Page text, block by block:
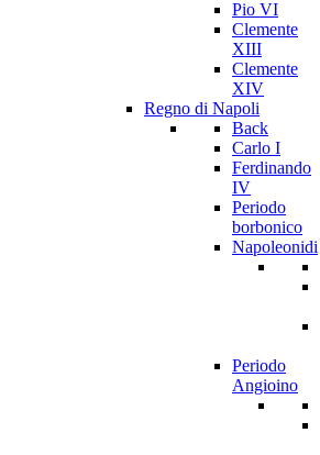
Pio VI
Clemente
XIII
Clemente
XIV
Regno di Napoli
Back
Carlo I
Ferdinando
IV
Periodo
borbonico
Napoleonidi
Periodo
Angioino